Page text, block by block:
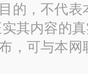
的，不代
其内容的
，可与本